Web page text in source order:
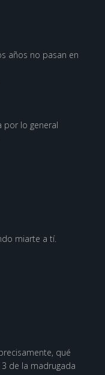
años no pasan en
por lo general
miarte a tí.
qué
de la madrugada